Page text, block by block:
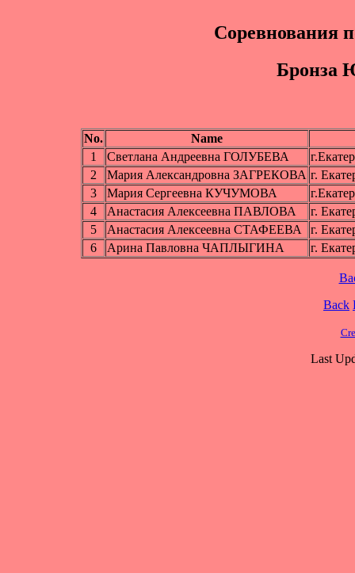
Соревнования
Бpoнзa
No.
Name
1
Светлана Андреевна ГОЛУБЕВА
2
Мария Александровна ЗАГРЕКОВА г.
3
Мария Сергеевна КУЧУМОВА
4
Анастасия Алексеевна ПАВЛОВА
г.
5
Анастасия Алексеевна СТАФЕЕВА
г.
6
Арина Павловна ЧАПЛЫГИНА г.
Back
Last